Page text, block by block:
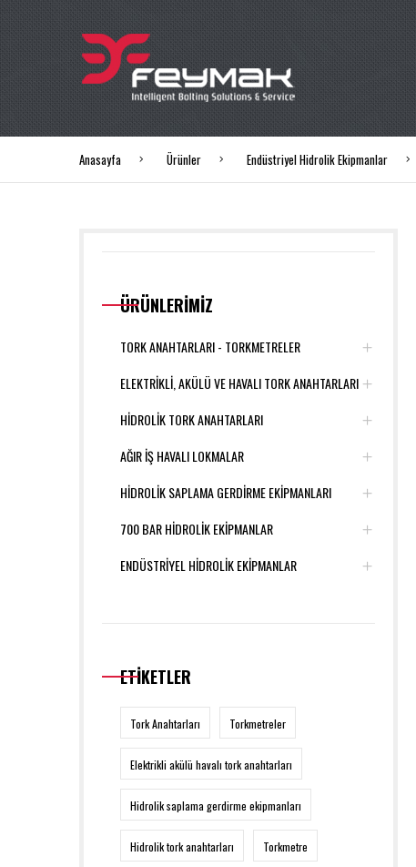
Anasayfa Ürünler Endüstriyel Hidrolik Ekipmanlar
ÜRÜNLERİMİZ
TORK ANAHTARLARI - TORKMETRELER
ELEKTRİKLİ, AKÜLÜ VE HAVALI TORK ANAHTARLARI
HİDROLİK TORK ANAHTARLARI
AĞIR İŞ HAVALI LOKMALAR
HİDROLİK SAPLAMA GERDİRME EKİPMANLARI
700 BAR HİDROLİK EKİPMANLAR
ENDÜSTRİYEL HİDROLİK EKİPMANLAR
ETİKETLER
Tork Anahtarları Torkmetreler
Elektrikli akülü havalı tork anahtarları
Hidrolik saplama gerdirme ekipmanları
Hidrolik tork anahtarları Torkmetre